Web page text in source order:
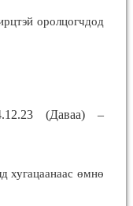
оролцогчдод
(Даваа) –
хугацаанаас өмнө